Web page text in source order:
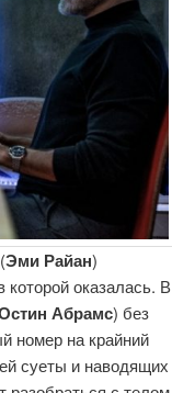
Эми Райан)
оказалась. В
Абрамс) без
номер на крайний
суеты и наводящих